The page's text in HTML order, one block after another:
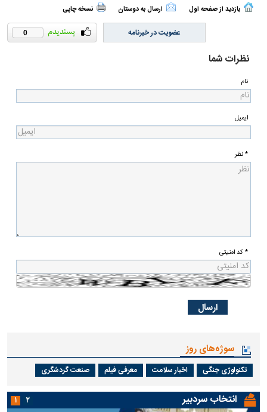
بازدید از صفحه اول ارسال به دوستان نسخه چاپی
0 عضویت در خبرنامه
نظرات شما
نام
ایمیل
* نظر
* کد امنیتی
سوژه‌های روز
تکنولوژی جنگی اخبار سلامت معرفی فیلم صنعت گردشگری
انتخاب سردبیر ۱ ۲